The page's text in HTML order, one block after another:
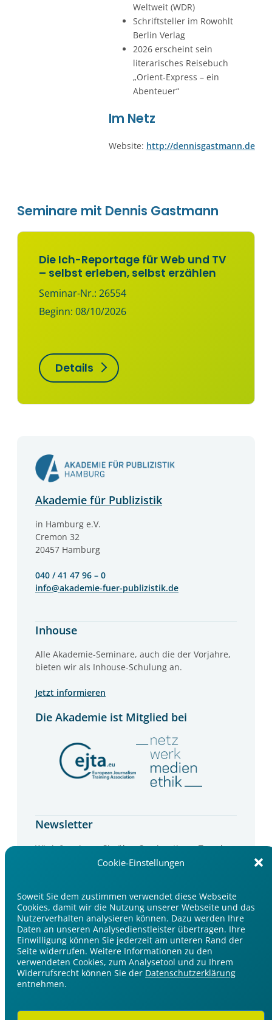
Cookie-Einstellungen
Soweit Sie dem zustimmen verwendet diese Webseite
Cookies, damit wir die Nutzung unserer Webseite und das
Nutzerverhalten analysieren können. Dazu werden Ihre
Daten an unseren Analysedienstleister übertragen. Ihre
Einwilligung können Sie jederzeit am unteren Rand der
Seite widerrufen. Weitere Informationen zu den
verwendeten Cookies, zum Analysetool und zu Ihrem
Widerrufsrecht können Sie der Datenschutzerklärung
entnehmen.
Weltweit (WDR)
Schriftsteller im Rowohlt
Berlin Verlag
2026 erscheint sein
literarisches Reisebuch
„Orient-Express – ein
Abenteuer“
Im Netz
Website: http://dennisgastmann.de
Seminare mit Dennis Gastmann
Die Ich-Reportage für Web und TV
– selbst erleben, selbst erzählen
Seminar-Nr.: 26554
Beginn: 08/10/2026
Details
Akademie für Publizistik
in Hamburg e.V.
Cremon 32
20457 Hamburg
040 / 41 47 96 – 0
info@akademie-fuer-publizistik.de
Inhouse
Alle Akademie-Seminare, auch die der Vorjahre,
bieten wir als Inhouse-Schulung an.
Jetzt informieren
Die Akademie ist Mitglied bei
Newsletter
Wir informieren Sie über Seminartipps, Trends
und Events im Medienbereich.
Impressum
Datenschutzerklärung
Cookie-Einstellungen